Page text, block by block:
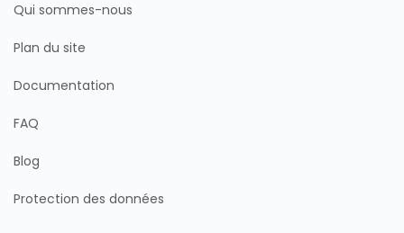
Qui sommes-nous
Plan du site
Documentation
FAQ
Blog
Protection des données